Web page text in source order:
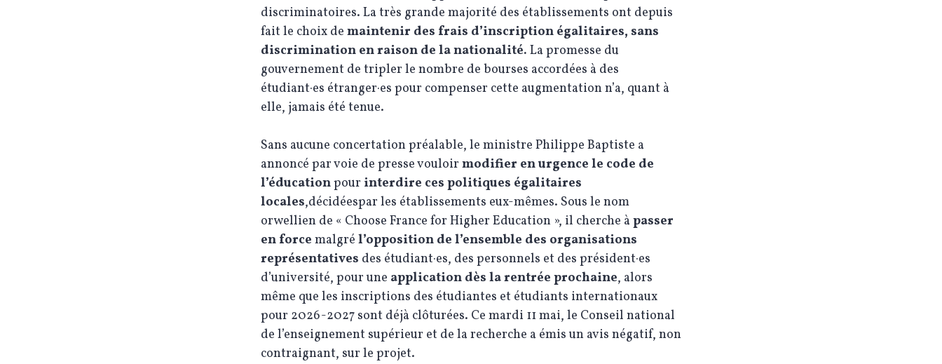
discriminatoires. La très grande majorité des établissements ont depuis
fait le choix de maintenir des frais d’inscription égalitaires, sans
discrimination en raison de la nationalité. La promesse du
gouvernement de tripler le nombre de bourses accordées à des
étudiant·es étranger·es pour compenser cette augmentation n’a, quant à
elle, jamais été tenue.
Sans aucune concertation préalable, le ministre Philippe Baptiste a
annoncé par voie de presse vouloir modifier en urgence le code de
l’éducationpour interdire ces politiques égalitaires
locales,décidéespar les établissements eux-mêmes. Sous le nom
orwellien de « Choose France for Higher Education », il cherche à passer
en force malgré l’opposition de l’ensemble des organisations
représentatives des étudiant·es, des personnels et des président·es
d’université, pour une application dès la rentrée prochaine, alors
même que les inscriptions des étudiantes et étudiants internationaux
pour 2026-2027 sont déjà clôturées. Ce mardi 11 mai, le Conseil national
de l’enseignement supérieur et de la recherche a émis un avis négatif, non
contraignant, sur le projet.